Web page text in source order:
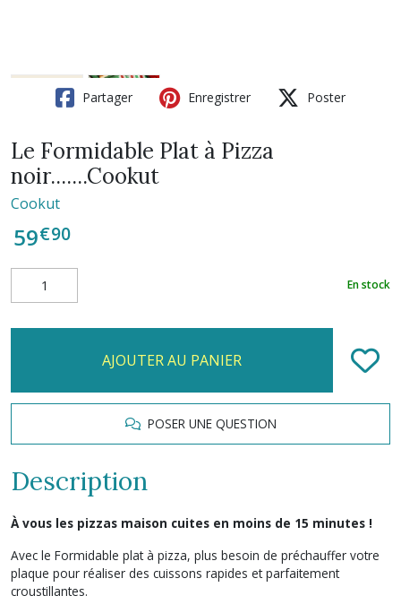
Partager Enregistrer Poster
Le Formidable Plat à Pizza
noir.......Cookut
Cookut
59€90
En stock
AJOUTER AU PANIER
POSER UNE QUESTION
Description
À vous les pizzas maison cuites en moins de 15 minutes !
Avec le Formidable plat à pizza, plus besoin de préchauffer votre
plaque pour réaliser des cuissons rapides et parfaitement
croustillantes.